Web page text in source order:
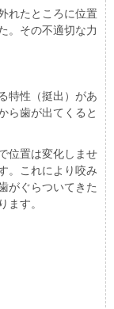
れたところに位置
。その不適切な力
特性（挺出）があ
ら歯が出てくると
位置は変化しませ
。これにより咬み
がぐらついてきた
ます。